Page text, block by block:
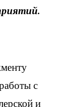
с
и